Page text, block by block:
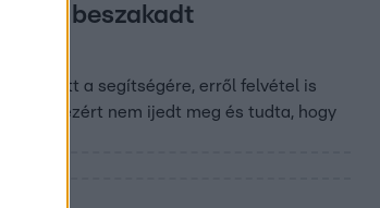
beszakadt
sietett a segítségére, erről felvétel is
ezért nem ijedt meg és tudta, hogy